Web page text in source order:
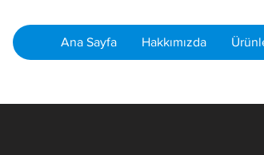
Ana Sayfa Hakkımızda